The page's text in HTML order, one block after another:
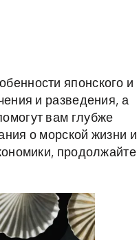
японского и
и разведения, а
вам глубже
о морской жизни и
продолжайте